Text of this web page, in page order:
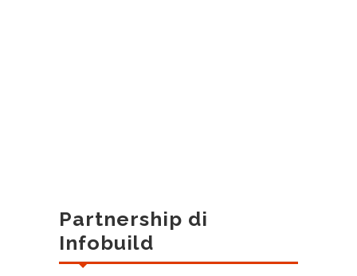
Partnership di
Infobuild